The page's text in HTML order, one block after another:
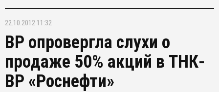
22.10.2012 11:32
BP опровергла слухи о
продаже 50% акций в ТНК-
ВР «Роснефти»